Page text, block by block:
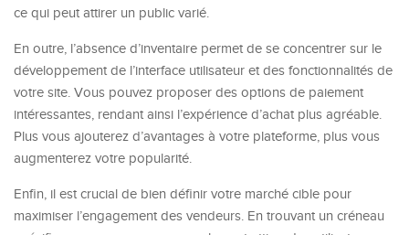
ce qui peut attirer un public varié.
En outre, l’absence d’inventaire permet de se concentrer sur le
développement de l’interface utilisateur et des fonctionnalités de
votre site. Vous pouvez proposer des options de paiement
intéressantes, rendant ainsi l’expérience d’achat plus agréable.
Plus vous ajouterez d’avantages à votre plateforme, plus vous
augmenterez votre popularité.
Enfin, il est crucial de bien définir votre marché cible pour
maximiser l’engagement des vendeurs. En trouvant un créneau